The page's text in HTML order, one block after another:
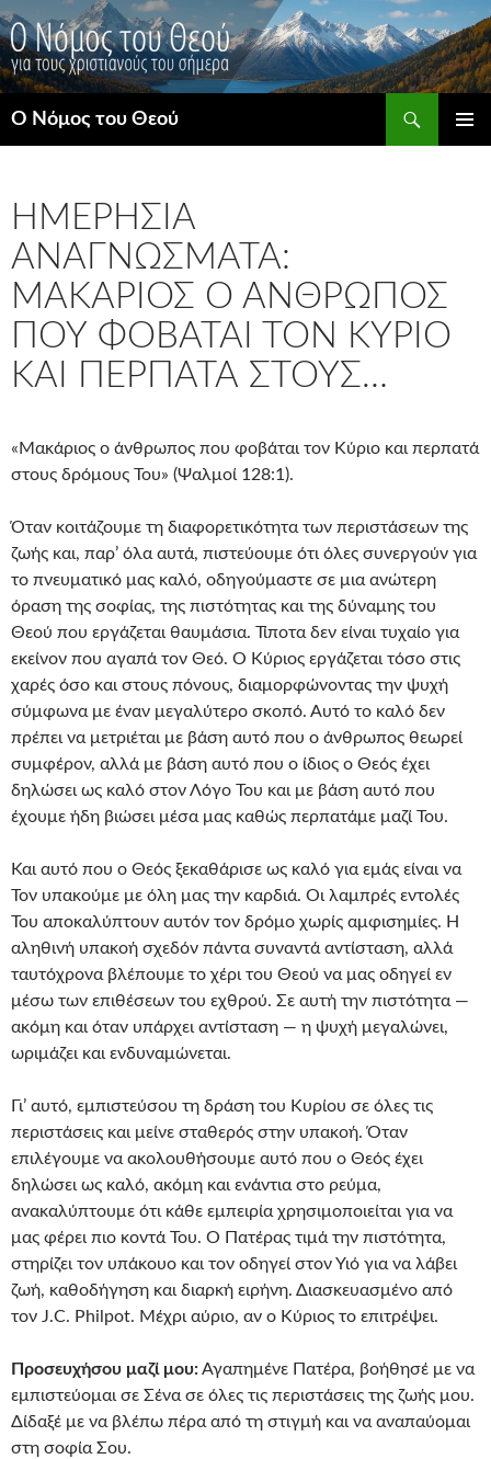
Μετάβαση
σε
περιεχόμενο
Ο Νόμος του Θεού
ΗΜΕΡΉΣΙΑ
ΑΝΑΓΝΏΣΜΑΤΑ:
ΜΑΚΆΡΙΟΣ Ο ΆΝΘΡΩΠΟΣ
ΠΟΥ ΦΟΒΆΤΑΙ ΤΟΝ ΚΎΡΙΟ
ΚΑΙ ΠΕΡΠΑΤΆ ΣΤΟΥΣ…
«Μακάριος ο άνθρωπος που φοβάται τον Κύριο και περπατά
στους δρόμους Του» (Ψαλμοί 128:1).
Όταν κοιτάζουμε τη διαφορετικότητα των περιστάσεων της
ζωής και, παρ’ όλα αυτά, πιστεύουμε ότι όλες συνεργούν για
το πνευματικό μας καλό, οδηγούμαστε σε μια ανώτερη
όραση της σοφίας, της πιστότητας και της δύναμης του
Θεού που εργάζεται θαυμάσια. Τίποτα δεν είναι τυχαίο για
εκείνον που αγαπά τον Θεό. Ο Κύριος εργάζεται τόσο στις
χαρές όσο και στους πόνους, διαμορφώνοντας την ψυχή
σύμφωνα με έναν μεγαλύτερο σκοπό. Αυτό το καλό δεν
πρέπει να μετριέται με βάση αυτό που ο άνθρωπος θεωρεί
συμφέρον, αλλά με βάση αυτό που ο ίδιος ο Θεός έχει
δηλώσει ως καλό στον Λόγο Του και με βάση αυτό που
έχουμε ήδη βιώσει μέσα μας καθώς περπατάμε μαζί Του.
Και αυτό που ο Θεός ξεκαθάρισε ως καλό για εμάς είναι να
Τον υπακούμε με όλη μας την καρδιά. Οι λαμπρές εντολές
Του αποκαλύπτουν αυτόν τον δρόμο χωρίς αμφισημίες. Η
αληθινή υπακοή σχεδόν πάντα συναντά αντίσταση, αλλά
ταυτόχρονα βλέπουμε το χέρι του Θεού να μας οδηγεί εν
μέσω των επιθέσεων του εχθρού. Σε αυτή την πιστότητα —
ακόμη και όταν υπάρχει αντίσταση — η ψυχή μεγαλώνει,
ωριμάζει και ενδυναμώνεται.
Γι’ αυτό, εμπιστεύσου τη δράση του Κυρίου σε όλες τις
περιστάσεις και μείνε σταθερός στην υπακοή. Όταν
επιλέγουμε να ακολουθήσουμε αυτό που ο Θεός έχει
δηλώσει ως καλό, ακόμη και ενάντια στο ρεύμα,
ανακαλύπτουμε ότι κάθε εμπειρία χρησιμοποιείται για να
μας φέρει πιο κοντά Του. Ο Πατέρας τιμά την πιστότητα,
στηρίζει τον υπάκουο και τον οδηγεί στον Υιό για να λάβει
ζωή, καθοδήγηση και διαρκή ειρήνη. Διασκευασμένο από
τον J.C. Philpot. Μέχρι αύριο, αν ο Κύριος το επιτρέψει.
Προσευχήσου μαζί μου:Αγαπημένε Πατέρα, βοήθησέ με να
εμπιστεύομαι σε Σένα σε όλες τις περιστάσεις της ζωής μου.
Δίδαξέ με να βλέπω πέρα από τη στιγμή και να αναπαύομαι
στη σοφία Σου.